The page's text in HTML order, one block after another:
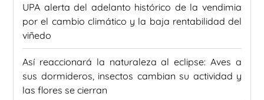
UPA alerta del adelanto histórico de la vendimia
por el cambio climático y la baja rentabilidad del
viñedo
Así reaccionará la naturaleza al eclipse: Aves a
sus dormideros, insectos cambian su actividad y
las flores se cierran